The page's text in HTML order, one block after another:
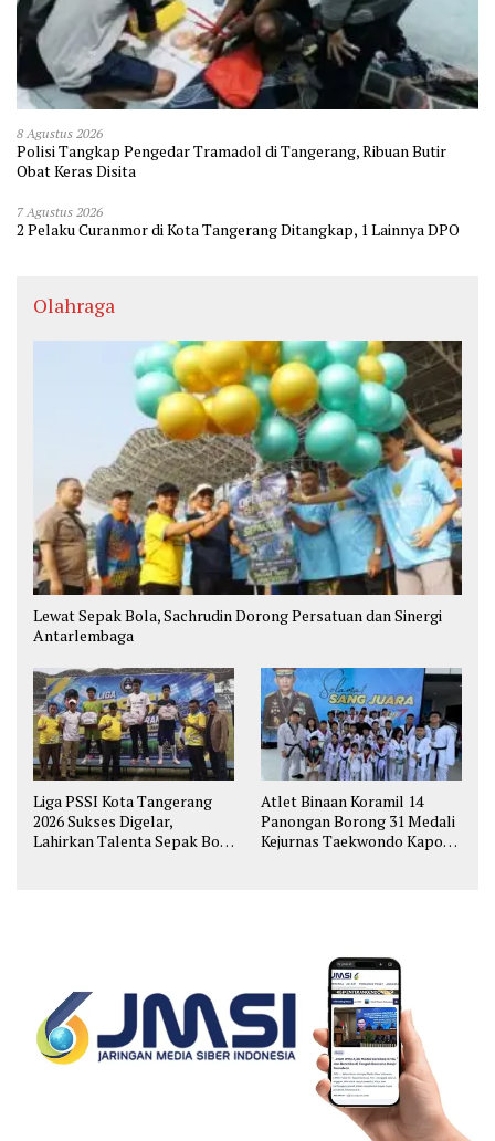
8 Agustus 2026
Polisi Tangkap Pengedar Tramadol di Tangerang, Ribuan Butir
Obat Keras Disita
7 Agustus 2026
2 Pelaku Curanmor di Kota Tangerang Ditangkap, 1 Lainnya DPO
Olahraga
Lewat Sepak Bola, Sachrudin Dorong Persatuan dan Sinergi
Antarlembaga
Liga PSSI Kota Tangerang
2026 Sukses Digelar,
Lahirkan Talenta Sepak Bola
Atlet Binaan Koramil 14
Panongan Borong 31 Medali
Kejurnas Taekwondo Kapolri